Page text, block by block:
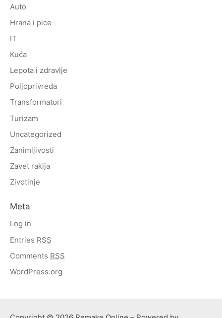
Auto
Hrana i pice
IT
Kuća
Lepota i zdravlje
Poljoprivreda
Transformatori
Turizam
Uncategorized
Zanimljivosti
Zavet rakija
Zivotinje
Meta
Log in
Entries RSS
Comments RSS
WordPress.org